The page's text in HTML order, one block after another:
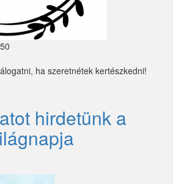
ha szeretnétek kertészkedni!
hirdetünk a